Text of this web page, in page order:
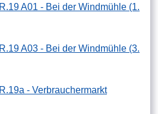
A01 - Bei der Windmühle (1.
A03 - Bei der Windmühle (3.
- Verbrauchermarkt